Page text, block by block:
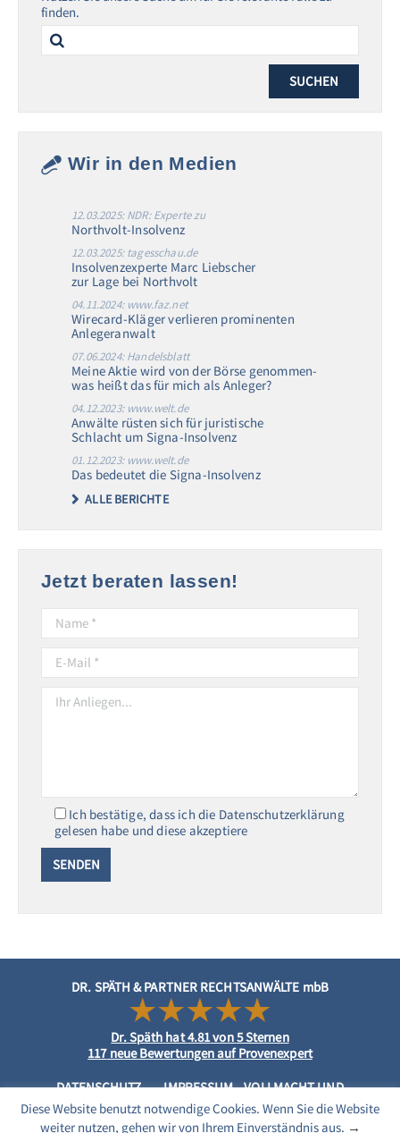
finden.
Search
for:
Wir in den Medien
12.03.2025: NDR: Experte zu
Northvolt-Insolvenz
12.03.2025: tagesschau.de
Insolvenzexperte Marc Liebscher
zur Lage bei Northvolt
04.11.2024: www.faz.net
Wirecard-Kläger verlieren prominenten
Anlegeranwalt
07.06.2024: Handelsblatt
Meine Aktie wird von der Börse genommen-
was heißt das für mich als Anleger?
04.12.2023: www.welt.de
Anwälte rüsten sich für juristische
Schlacht um Signa-Insolvenz
01.12.2023: www.welt.de
Das bedeutet die Signa-Insolvenz
ALLE BERICHTE
Jetzt beraten lassen!
Ich bestätige, dass ich die Datenschutzerklärung
gelesen habe und diese akzeptiere
DR. SPÄTH & PARTNER RECHTSANWÄLTE mbB
Dr. Späth hat4.81von5Sternen
117neue Bewertungen auf Provenexpert
DATENSCHUTZ
IMPRESSUM
VOLLMACHT UND
MANDATSVEREINBARUNG
Diese Website benutzt notwendige Cookies. Wenn Sie die Website
weiter nutzen, gehen wir von Ihrem Einverständnis aus. →